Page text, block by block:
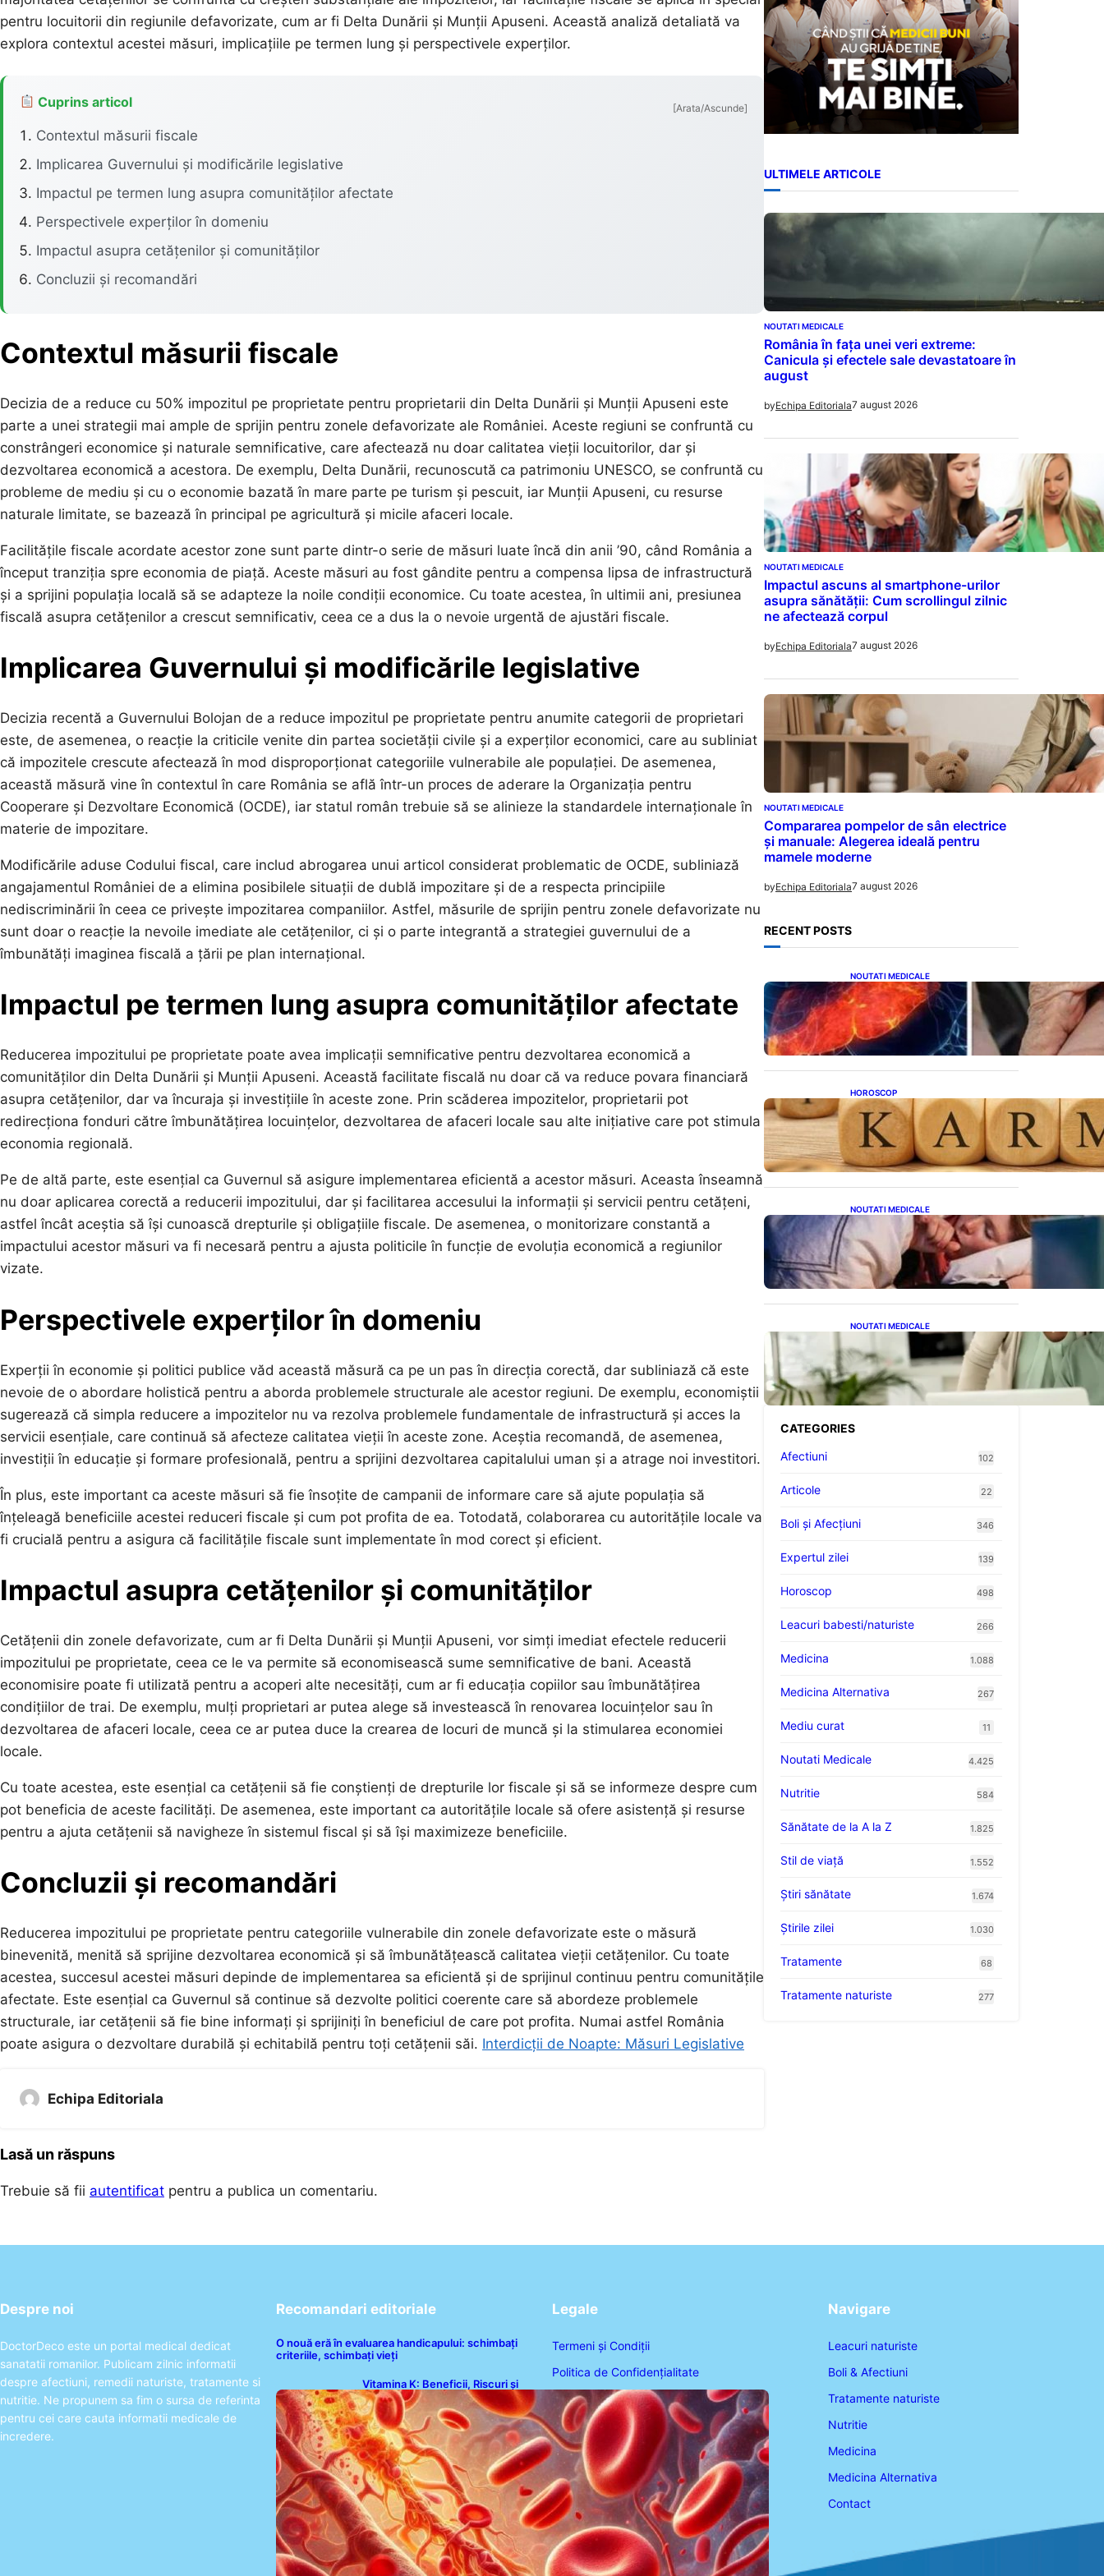
pentru locuitorii din regiunile defavorizate, cum ar fi Delta Dunării și Munții Apuseni. Această analiză detaliată va
explora contextul acestei măsuri, implicațiile pe termen lung și perspectivele experților.
Cuprins articol [Arata/Ascunde]
Contextul măsurii fiscale
Implicarea Guvernului și modificările legislative
Impactul pe termen lung asupra comunităților afectate
Perspectivele experților în domeniu
Impactul asupra cetățenilor și comunităților
Concluzii și recomandări
Contextul măsurii fiscale
Decizia de a reduce cu 50% impozitul pe proprietate pentru proprietarii din Delta Dunării și Munții Apuseni este
parte a unei strategii mai ample de sprijin pentru zonele defavorizate ale României. Aceste regiuni se confruntă cu
constrângeri economice și naturale semnificative, care afectează nu doar calitatea vieții locuitorilor, dar și
dezvoltarea economică a acestora. De exemplu, Delta Dunării, recunoscută ca patrimoniu UNESCO, se confruntă cu
probleme de mediu și cu o economie bazată în mare parte pe turism și pescuit, iar Munții Apuseni, cu resurse
naturale limitate, se bazează în principal pe agricultură și micile afaceri locale.
Facilitățile fiscale acordate acestor zone sunt parte dintr-o serie de măsuri luate încă din anii ’90, când România a
început tranziția spre economia de piață. Aceste măsuri au fost gândite pentru a compensa lipsa de infrastructură
și a sprijini populația locală să se adapteze la noile condiții economice. Cu toate acestea, în ultimii ani, presiunea
fiscală asupra cetățenilor a crescut semnificativ, ceea ce a dus la o nevoie urgentă de ajustări fiscale.
Implicarea Guvernului și modificările legislative
Decizia recentă a Guvernului Bolojan de a reduce impozitul pe proprietate pentru anumite categorii de proprietari
este, de asemenea, o reacție la criticile venite din partea societății civile și a experților economici, care au subliniat
că impozitele crescute afectează în mod disproporționat categoriile vulnerabile ale populației. De asemenea,
această măsură vine în contextul în care România se află într-un proces de aderare la Organizația pentru
Cooperare și Dezvoltare Economică (OCDE), iar statul român trebuie să se alinieze la standardele internaționale în
materie de impozitare.
Modificările aduse Codului fiscal, care includ abrogarea unui articol considerat problematic de OCDE, subliniază
angajamentul României de a elimina posibilele situații de dublă impozitare și de a respecta principiile
nediscriminării în ceea ce privește impozitarea companiilor. Astfel, măsurile de sprijin pentru zonele defavorizate nu
sunt doar o reacție la nevoile imediate ale cetățenilor, ci și o parte integrantă a strategiei guvernului de a
îmbunătăți imaginea fiscală a țării pe plan internațional.
Impactul pe termen lung asupra comunităților afectate
Reducerea impozitului pe proprietate poate avea implicații semnificative pentru dezvoltarea economică a
comunităților din Delta Dunării și Munții Apuseni. Această facilitate fiscală nu doar că va reduce povara financiară
asupra cetățenilor, dar va încuraja și investițiile în aceste zone. Prin scăderea impozitelor, proprietarii pot
redirecționa fonduri către îmbunătățirea locuințelor, dezvoltarea de afaceri locale sau alte inițiative care pot stimula
economia regională.
Pe de altă parte, este esențial ca Guvernul să asigure implementarea eficientă a acestor măsuri. Aceasta înseamnă
nu doar aplicarea corectă a reducerii impozitului, dar și facilitarea accesului la informații și servicii pentru cetățeni,
astfel încât aceștia să își cunoască drepturile și obligațiile fiscale. De asemenea, o monitorizare constantă a
impactului acestor măsuri va fi necesară pentru a ajusta politicile în funcție de evoluția economică a regiunilor
vizate.
Perspectivele experților în domeniu
Experții în economie și politici publice văd această măsură ca pe un pas în direcția corectă, dar subliniază că este
nevoie de o abordare holistică pentru a aborda problemele structurale ale acestor regiuni. De exemplu, economiștii
sugerează că simpla reducere a impozitelor nu va rezolva problemele fundamentale de infrastructură și acces la
servicii esențiale, care continuă să afecteze calitatea vieții în aceste zone. Aceștia recomandă, de asemenea,
investiții în educație și formare profesională, pentru a sprijini dezvoltarea capitalului uman și a atrage noi investitori.
În plus, este important ca aceste măsuri să fie însoțite de campanii de informare care să ajute populația să
înțeleagă beneficiile acestei reduceri fiscale și cum pot profita de ea. Totodată, colaborarea cu autoritățile locale va
fi crucială pentru a asigura că facilitățile fiscale sunt implementate în mod corect și eficient.
Impactul asupra cetățenilor și comunităților
Cetățenii din zonele defavorizate, cum ar fi Delta Dunării și Munții Apuseni, vor simți imediat efectele reducerii
impozitului pe proprietate, ceea ce le va permite să economisească sume semnificative de bani. Această
economisire poate fi utilizată pentru a acoperi alte necesități, cum ar fi educația copiilor sau îmbunătățirea
condițiilor de trai. De exemplu, mulți proprietari ar putea alege să investească în renovarea locuințelor sau în
dezvoltarea de afaceri locale, ceea ce ar putea duce la crearea de locuri de muncă și la stimularea economiei
locale.
Cu toate acestea, este esențial ca cetățenii să fie conștienți de drepturile lor fiscale și să se informeze despre cum
pot beneficia de aceste facilități. De asemenea, este important ca autoritățile locale să ofere asistență și resurse
pentru a ajuta cetățenii să navigheze în sistemul fiscal și să își maximizeze beneficiile.
Concluzii și recomandări
Reducerea impozitului pe proprietate pentru categoriile vulnerabile din zonele defavorizate este o măsură
binevenită, menită să sprijine dezvoltarea economică și să îmbunătățească calitatea vieții cetățenilor. Cu toate
acestea, succesul acestei măsuri depinde de implementarea sa eficientă și de sprijinul continuu pentru comunitățile
afectate. Este esențial ca Guvernul să continue să dezvolte politici coerente care să abordeze problemele
structurale, iar cetățenii să fie bine informați și sprijiniți în beneficiul de care pot profita. Numai astfel România
poate asigura o dezvoltare durabilă și echitabilă pentru toți cetățenii săi. Interdicții de Noapte: Măsuri Legislative
Echipa Editoriala
Lasă un răspuns
Trebuie să fii autentificat pentru a publica un comentariu.
ULTIMELE ARTICOLE
NOUTATI MEDICALE
România în fața unei veri extreme:
Canicula și efectele sale devastatoare în
august
byEchipa Editoriala7 august 2026
NOUTATI MEDICALE
Impactul ascuns al smartphone-urilor
asupra sănătății: Cum scrollingul zilnic
ne afectează corpul
byEchipa Editoriala7 august 2026
NOUTATI MEDICALE
Compararea pompelor de sân electrice
și manuale: Alegerea ideală pentru
mamele moderne
byEchipa Editoriala7 august 2026
RECENT POSTS
NOUTATI MEDICALE
Ficatul Gras: Semnalul Ușor
Ignorat de la Picioare și
Importanța Diagnosticării
Timpurii
HOROSCOP
Eclipsa și Karma: Impactul
Emoțional Asupra Zodiilor
Leu și Vărsător
NOUTATI MEDICALE
Tusea seacă nocturnă:
Semnale importante despre
sănătatea inimii tale
NOUTATI MEDICALE
Sprijin financiar pentru
pensionari: Ce înseamnă
ajutoarele de până la 500
de lei în 2026
CATEGORIES
Afectiuni
102
Articole 22
Boli și Afecțiuni 346
Expertul zilei 139
Horoscop 498
Leacuri babesti/naturiste 266
Medicina 1.088
Medicina Alternativa 267
Mediu curat 11
Noutati Medicale 4.425
Nutritie 584
Sănătate de la A la Z 1.825
Stil de viaţă 1.552
Ştiri sănătate 1.674
Știrile zilei 1.030
Tratamente 68
Tratamente naturiste 277
Despre noi
DoctorDeco este un portal medical dedicat
sanatatii romanilor. Publicam zilnic informatii
despre afectiuni, remedii naturiste, tratamente si
nutritie. Ne propunem sa fim o sursa de referinta
pentru cei care cauta informatii medicale de
incredere.
Recomandari editoriale
O nouă eră în evaluarea handicapului: schimbați
criteriile, schimbați vieți
Vitamina K: Beneficii, Riscuri și
Interacțiuni în Coagularea Sângelui
Legale
Termeni și Condiții
Politica de Confidențialitate
Politica de Cookies
Disclaimer
Contact
Navigare
Leacuri naturiste
Boli & Afectiuni
Tratamente naturiste
Nutritie
Medicina
Medicina Alternativa
Contact